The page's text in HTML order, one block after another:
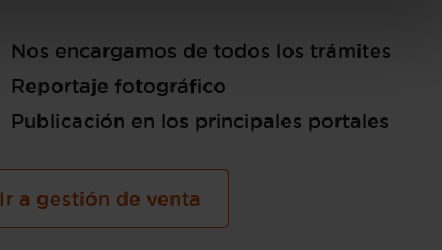
Nos encargamos de todos los trámites
Reportaje fotográfico
Publicación en los principales portales
Ir a gestión de venta